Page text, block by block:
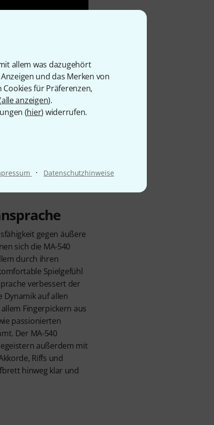
allem was dazugehört
und das Merken von
für Präferenzen,
alle anzeigen).
(hier) widerrufen.
· Datenschutzhinweise
gegen äußere
sich die MA-540
durch ihren
Spielgefühl
verbessert der
auf allen
Fingerpickern aus
passionierten
Der MA-540
außerdem mit
Riffs und
hinweg klar und